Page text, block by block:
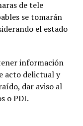
de tele
se tomarán
el estado
información
acto delictual y
dar aviso al
o PDI.